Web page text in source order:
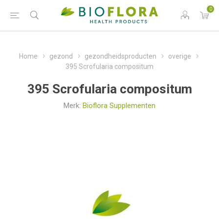
0
Home gezond gezondheidsproducten
overige
395 Scrofularia compositum
395 Scrofularia compositum
Merk: Bioflora Supplementen